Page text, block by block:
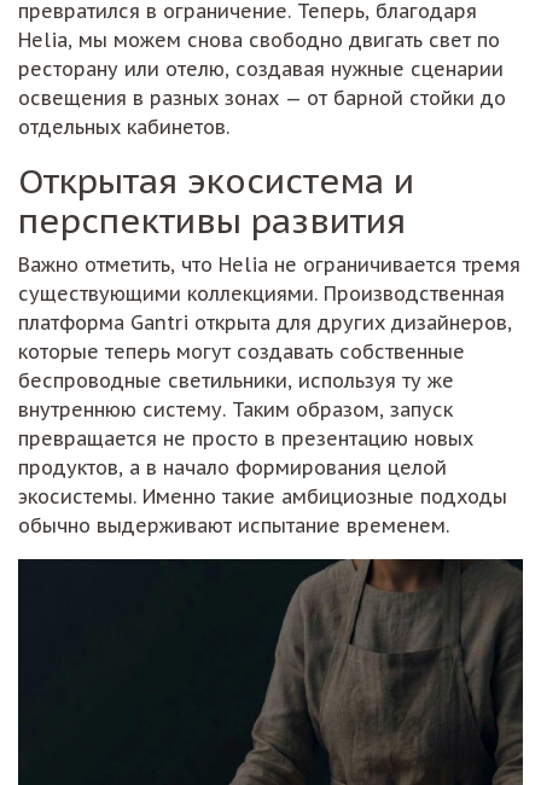
превратился в ограничение. Теперь, благодаря
Helia, мы можем снова свободно двигать свет по
ресторану или отелю, создавая нужные сценарии
освещения в разных зонах — от барной стойки до
отдельных кабинетов.
Открытая экосистема и
перспективы развития
Важно отметить, что Helia не ограничивается тремя
существующими коллекциями. Производственная
платформа Gantri открыта для других дизайнеров,
которые теперь могут создавать собственные
беспроводные светильники, используя ту же
внутреннюю систему. Таким образом, запуск
превращается не просто в презентацию новых
продуктов, а в начало формирования целой
экосистемы. Именно такие амбициозные подходы
обычно выдерживают испытание временем.